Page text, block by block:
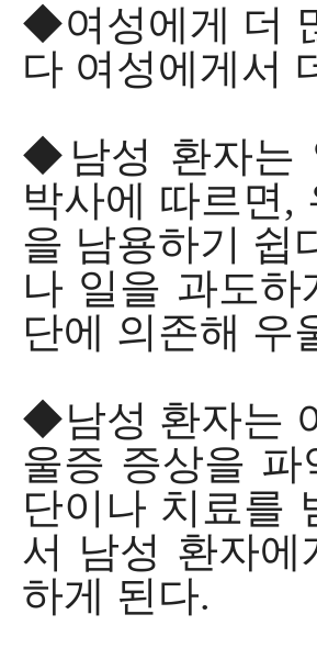
◆여성에게 더
다 여성에게서
◆남성 환자는
박사에 따르면,
을 남용하기 쉽
나 일을 과도
단에 의존해 우
◆남성 환자는
울증 증상을
단이나 치료를
서 남성 환자
하게 된다.